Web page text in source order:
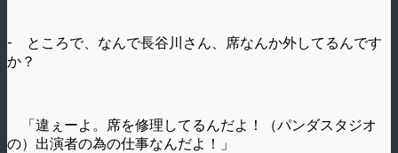
- ところで、なんで長谷川さん、席なんか外してるんです
か？
「違ぇーよ。席を修理してるんだよ！（パンダスタジオ
の）出演者の為の仕事なんだよ！」